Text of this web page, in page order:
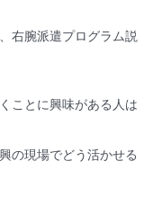
右腕派遣プログラム説
ことに興味がある人は
の現場でどう活かせる